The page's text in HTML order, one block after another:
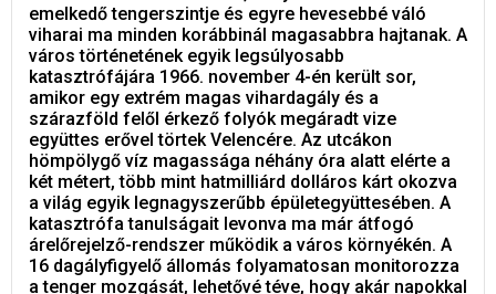
emelkedő tengerszintje és egyre hevesebbé váló
viharai ma minden korábbinál magasabbra hajtanak. A
város történetének egyik legsúlyosabb
katasztrófájára 1966. november 4-én került sor,
amikor egy extrém magas vihardagály és a
szárazföld felől érkező folyók megáradt vize
együttes erővel törtek Velencére. Az utcákon
hömpölygő víz magassága néhány óra alatt elérte a
két métert, több mint hatmilliárd dolláros kárt okozva
a világ egyik legnagyszerűbb épületegyüttesében. A
katasztrófa tanulságait levonva ma már átfogó
árelőrejelző-rendszer működik a város környékén. A
16 dagályfigyelő állomás folyamatosan monitorozza
a tenger mozgását, lehetővé téve, hogy akár napokkal